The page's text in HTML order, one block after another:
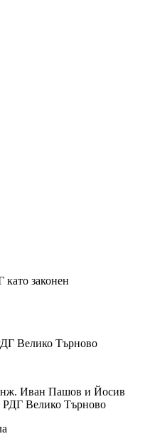
законен
Велико Търново
Иван Пашов и Йосив
РДГ Велико Търново